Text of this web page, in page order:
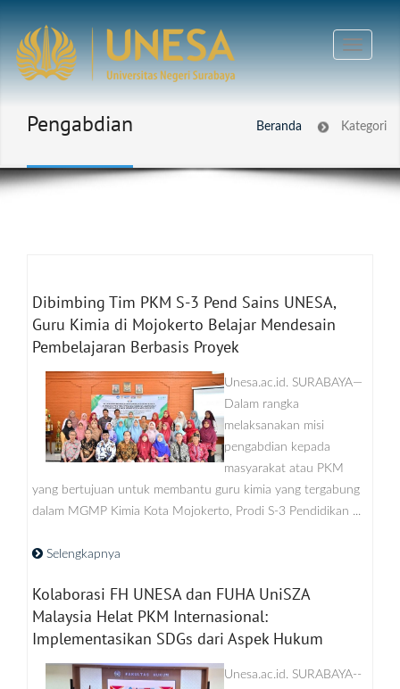
Pengabdian Beranda Kategori
Dibimbing Tim PKM S-3 Pend Sains UNESA,
Guru Kimia di Mojokerto Belajar Mendesain
Pembelajaran Berbasis Proyek
Unesa.ac.id. SURABAYA—
Dalam rangka
melaksanakan misi
pengabdian kepada
masyarakat atau PKM
yang bertujuan untuk membantu guru kimia yang tergabung
dalam MGMP Kimia Kota Mojokerto, Prodi S-3 Pendidikan ...
Selengkapnya
Kolaborasi FH UNESA dan FUHA UniSZA
Malaysia Helat PKM Internasional:
Implementasikan SDGs dari Aspek Hukum
Unesa.ac.id. SURABAYA--